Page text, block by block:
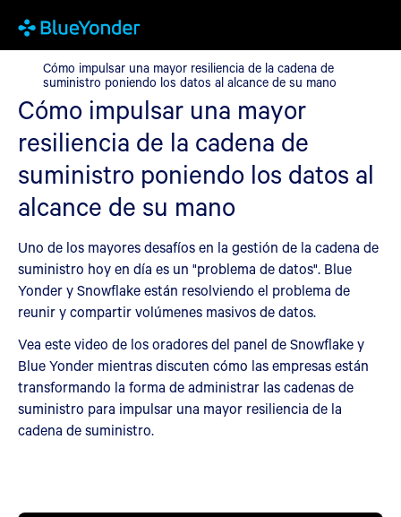
Cómo impulsar una mayor resiliencia de la cadena de
Cómo impulsar una mayor resiliencia de la cadena de
suministro poniendo los datos al alcance de su mano
Cómo impulsar una mayor
resiliencia de la cadena de
suministro poniendo los datos al
alcance de su mano
Uno de los mayores desafíos en la gestión de la cadena de
suministro hoy en día es un "problema de datos". Blue
Yonder y Snowflake están resolviendo el problema de
reunir y compartir volúmenes masivos de datos.
Vea este video de los oradores del panel de Snowflake y
Blue Yonder mientras discuten cómo las empresas están
transformando la forma de administrar las cadenas de
suministro para impulsar una mayor resiliencia de la
cadena de suministro.